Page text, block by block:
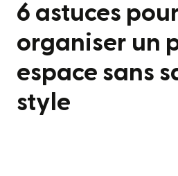
6 astuces
organiser un
espace sans
style